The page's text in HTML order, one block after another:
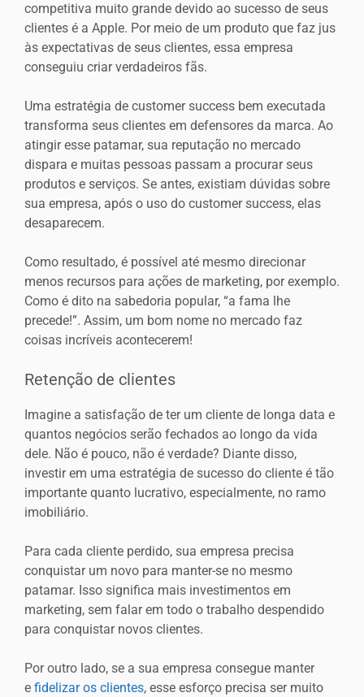
competitiva muito grande devido ao sucesso de seus
clientes é a Apple. Por meio de um produto que faz jus
às expectativas de seus clientes, essa empresa
conseguiu criar verdadeiros fãs.
Uma estratégia de customer success bem executada
transforma seus clientes em defensores da marca. Ao
atingir esse patamar, sua reputação no mercado
dispara e muitas pessoas passam a procurar seus
produtos e serviços. Se antes, existiam dúvidas sobre
sua empresa, após o uso do customer success, elas
desaparecem.
Como resultado, é possível até mesmo direcionar
menos recursos para ações de marketing, por exemplo.
Como é dito na sabedoria popular, “a fama lhe
precede!”. Assim, um bom nome no mercado faz
coisas incríveis acontecerem!
Retenção de clientes
Imagine a satisfação de ter um cliente de longa data e
quantos negócios serão fechados ao longo da vida
dele. Não é pouco, não é verdade? Diante disso,
investir em uma estratégia de sucesso do cliente é tão
importante quanto lucrativo, especialmente, no ramo
imobiliário.
Para cada cliente perdido, sua empresa precisa
conquistar um novo para manter-se no mesmo
patamar. Isso significa mais investimentos em
marketing, sem falar em todo o trabalho despendido
para conquistar novos clientes.
Por outro lado, se a sua empresa consegue manter
e fidelizar os clientes, esse esforço precisa ser muito